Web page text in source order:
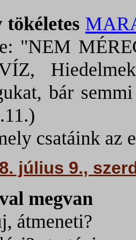
tökéletes
"NEM
bár
csatáink az
július 9.,
megvan
átmeneti?